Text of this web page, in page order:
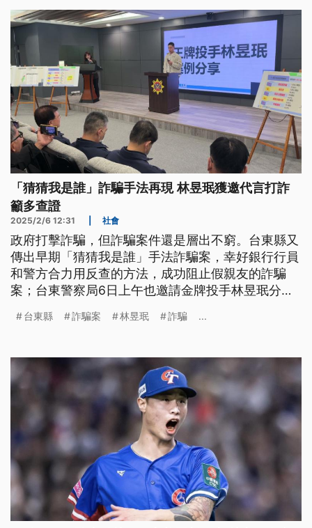
「猜猜我是誰」詐騙手法再現 林昱珉獲邀代言打詐
籲多查證
2025/2/6 12:31 社會
政府打擊詐騙，但詐騙案件還是層出不窮。台東縣又
傳出早期「猜猜我是誰」手法詐騙案，幸好銀行行員
和警方合力用反查的方法，成功阻止假親友的詐騙
案；台東警察局6日上午也邀請金牌投手林昱珉分享
覺，多多查證。
台東縣 詐騙案 林昱珉 詐騙 ...